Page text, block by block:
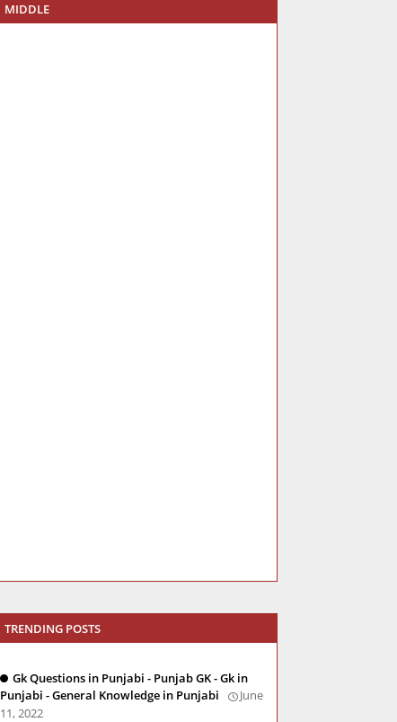
MIDDLE
TRENDING POSTS
Gk Questions in Punjabi - Punjab GK - Gk in
Punjabi - General Knowledge in Punjabi
June
11, 2022